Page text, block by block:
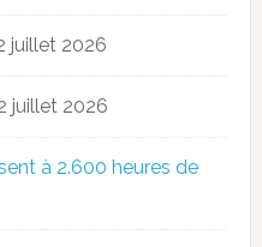
juillet 2026
juillet 2026
à 2.600 heures de